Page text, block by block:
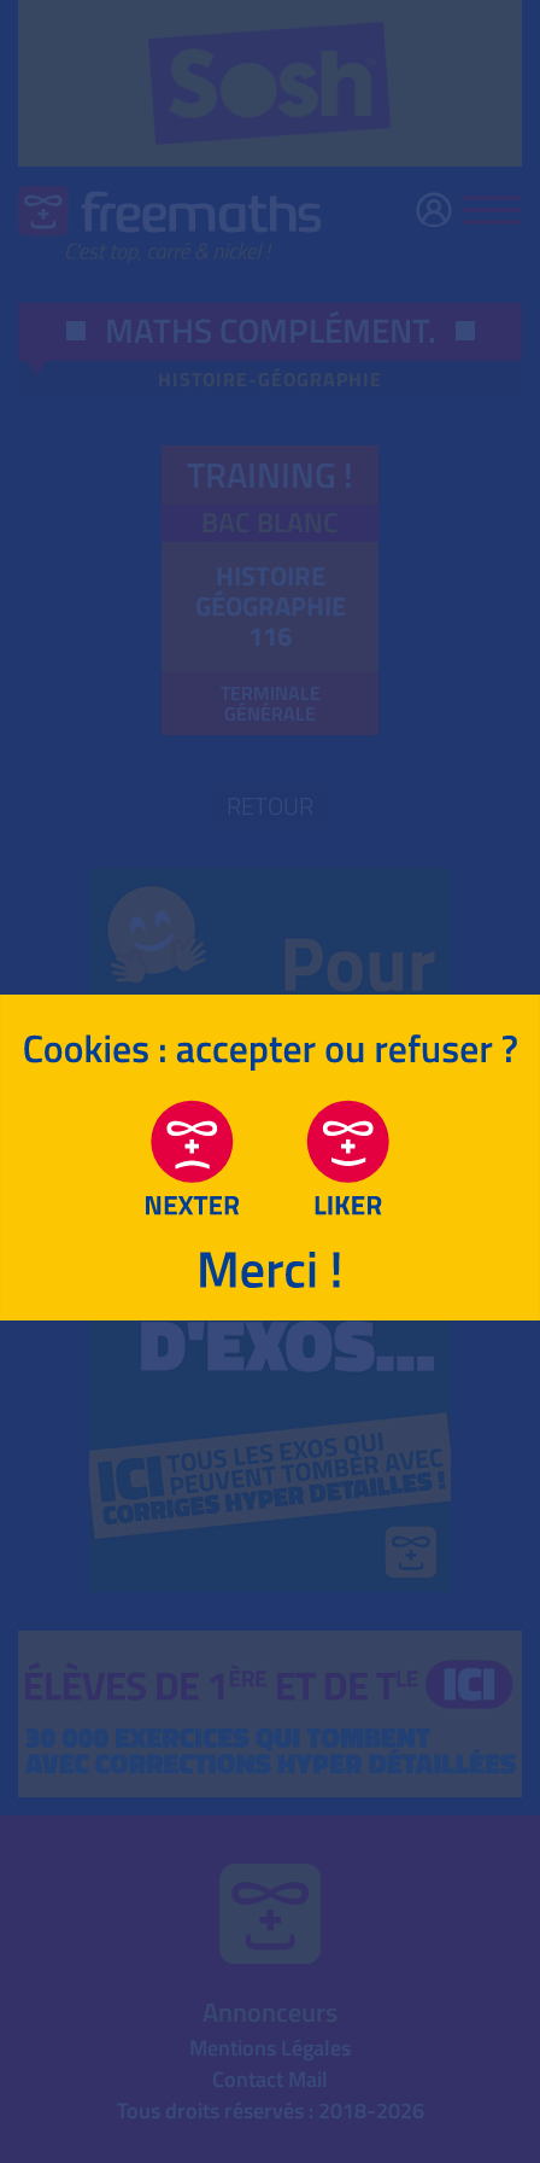
MATHS COMPLÉMENT.
TRAINING !
HISTOIRE
GÉOGRAPHIE
116
TERMINALE
GÉNÉRALE
Mentions Légales
Contact Mail
Tous droits réservés : 2018-2026